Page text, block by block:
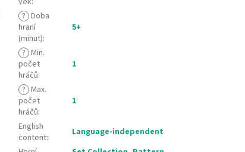
? Doba
hraní
(minut):
5+
? Min.
počet
hráčů:
1
? Max.
počet
hráčů:
1
English
content:
Language-independent